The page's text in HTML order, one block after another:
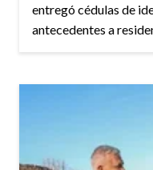
entregó cédulas de
antecedentes a